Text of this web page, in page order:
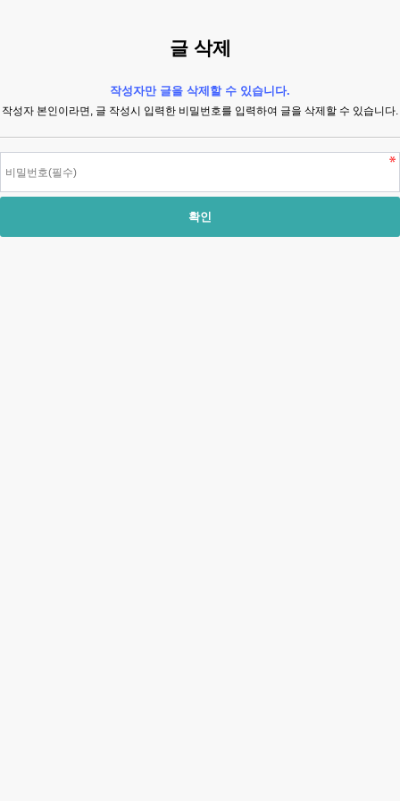
글 삭제
작성자만 글을 삭제할 수 있습니다.
작성자 본인이라면, 글 작성시 입력한 비밀번호를 입력하여 글을 삭제할 수 있습니다.